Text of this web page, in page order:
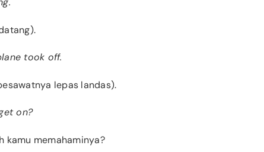
took off.
lepas landas).
on?
memahaminya?